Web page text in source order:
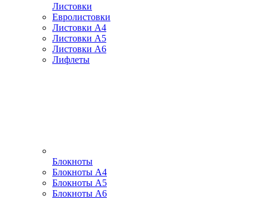
Листовки
Евролистовки
Листовки А4
Листовки А5
Листовки А6
Лифлеты
Блокноты
Блокноты А4
Блокноты А5
Блокноты А6